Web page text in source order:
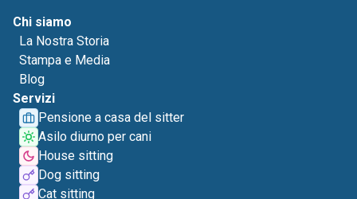
Chi siamo
La Nostra Storia
Stampa e Media
Blog
Servizi
Pensione a casa del sitter
Asilo diurno per cani
House sitting
Dog sitting
Cat sitting